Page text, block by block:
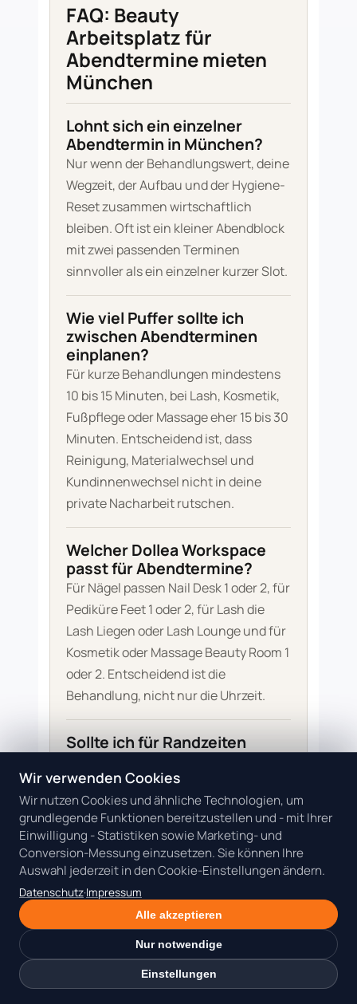
FAQ: Beauty
Arbeitsplatz für
Abendtermine mieten
München
Lohnt sich ein einzelner
Abendtermin in München?
Nur wenn der Behandlungswert, deine
Wegzeit, der Aufbau und der Hygiene-
Reset zusammen wirtschaftlich
bleiben. Oft ist ein kleiner Abendblock
mit zwei passenden Terminen
sinnvoller als ein einzelner kurzer Slot.
Wie viel Puffer sollte ich
zwischen Abendterminen
einplanen?
Für kurze Behandlungen mindestens
10 bis 15 Minuten, bei Lash, Kosmetik,
Fußpflege oder Massage eher 15 bis 30
Minuten. Entscheidend ist, dass
Reinigung, Materialwechsel und
Kundinnenwechsel nicht in deine
private Nacharbeit rutschen.
Welcher Dollea Workspace
passt für Abendtermine?
Für Nägel passen Nail Desk 1 oder 2, für
Pediküre Feet 1 oder 2, für Lash die
Lash Liegen oder Lash Lounge und für
Kosmetik oder Massage Beauty Room 1
oder 2. Entscheidend ist die
Behandlung, nicht nur die Uhrzeit.
Sollte ich für Randzeiten
andere Preise nehmen?
Du musst keinen pauschalen
Abendzuschlag erfinden. Wichtig ist
aber, dass dein Preis den kompletten
Slot trägt, also Vorbereitung,
Behandlung, Reset, Wegzeit und die
höhere Verbindlichkeit außerhalb
klassischer Zeiten.
Wir verwenden Cookies
Wir nutzen Cookies und ähnliche Technologien, um
grundlegende Funktionen bereitzustellen und - mit Ihrer
Einwilligung - Statistiken sowie Marketing- und
Conversion-Messung einzusetzen. Sie können Ihre
Auswahl jederzeit in den Cookie-Einstellungen ändern.
Datenschutz·Impressum
Alle akzeptieren
Nur notwendige
Einstellungen